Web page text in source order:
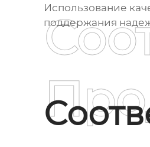
Использование
поддержания